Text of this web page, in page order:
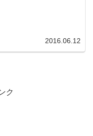
2016.06.12
ク